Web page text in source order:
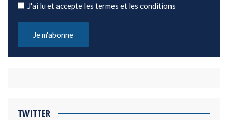
J'ai lu et accepte les termes et les conditions
TWITTER